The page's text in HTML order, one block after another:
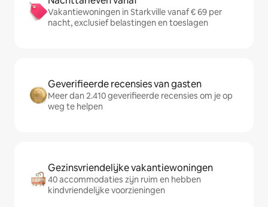
Vakantiewoningen in Starkville vanaf € 69 per
nacht, exclusief belastingen en toeslagen
Geverifieerde recensies van gasten
Meer dan 2.410 geverifieerde recensies om je op
weg te helpen
Gezinsvriendelijke vakantiewoningen
40 accommodaties zijn ruim en hebben
kindvriendelijke voorzieningen